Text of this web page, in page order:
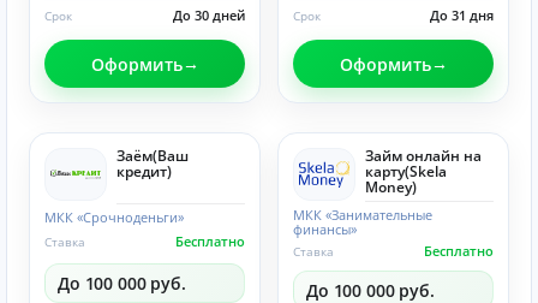
До 30 дней
Срок
Оформить
До 31 дня
Срок
Оформить
Заём(Ваш
кредит)
МКК «Срочноденьги»
Бесплатно
Ставка
До 100 000 руб.
Займ онлайн на
карту(Skela
Money)
МКК «Занимательные
финансы»
Бесплатно
Ставка
До 100 000 руб.